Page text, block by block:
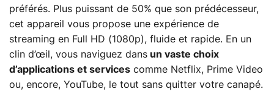
préférés. Plus puissant de 50% que son prédécesseur,
cet appareil vous propose une expérience de
streaming en Full HD (1080p), fluide et rapide. En un
clin d’œil, vous naviguez dans un vaste choix
d’applications et services comme Netflix, Prime Video
ou, encore, YouTube, le tout sans quitter votre canapé.